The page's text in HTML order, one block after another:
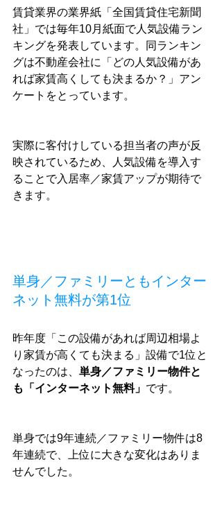
賃貸業界の業界紙「全国賃貸住宅新聞
社」では毎年10月紙面で人気設備ラン
キングを発表しています。同ランキン
グは不動産会社に「どの人気設備があ
れば家賃高くしても決まるか？」アン
ケートをとっています。
実際に客付けしている担当者の声が反
映されているため、人気設備を導入す
ることで入居率／家賃アップが期待で
きます。
単身／ファミリーともインター
ネット無料が第1位
昨年度「この設備があれば周辺相場よ
り家賃が高くても決まる」設備で1位と
なったのは、 単身／ファミリー物件と
も「インターネット無料」 です。
単身では9年連続／ファミリー物件は8
年連続で、上位に大きな変化はありま
せんでした。